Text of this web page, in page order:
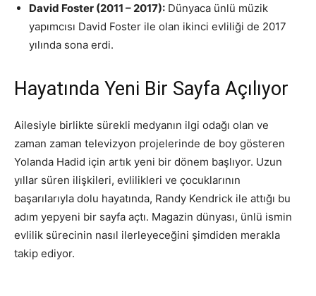
David Foster (2011 – 2017): Dünyaca ünlü müzik
yapımcısı David Foster ile olan ikinci evliliği de 2017
yılında sona erdi.
Hayatında Yeni Bir Sayfa Açılıyor
Ailesiyle birlikte sürekli medyanın ilgi odağı olan ve
zaman zaman televizyon projelerinde de boy gösteren
Yolanda Hadid için artık yeni bir dönem başlıyor. Uzun
yıllar süren ilişkileri, evlilikleri ve çocuklarının
başarılarıyla dolu hayatında, Randy Kendrick ile attığı bu
adım yepyeni bir sayfa açtı. Magazin dünyası, ünlü ismin
evlilik sürecinin nasıl ilerleyeceğini şimdiden merakla
takip ediyor.